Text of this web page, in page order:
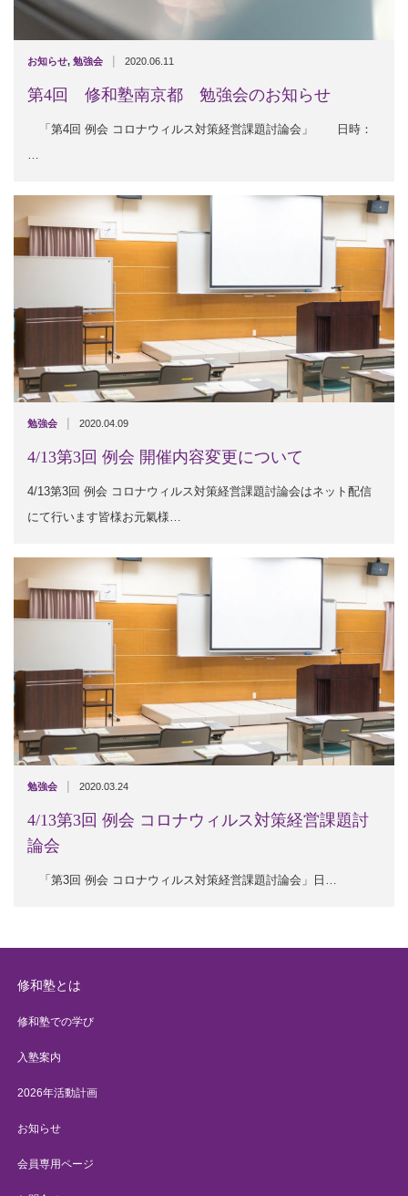
お知らせ, 勉強会 | 2020.06.11
第4回 修和塾南京都 勉強会のお知らせ
「第4回 例会 コロナウィルス対策経営課題討論会」 日時：
…
勉強会 | 2020.04.09
4/13第3回 例会 開催内容変更について
4/13第3回 例会 コロナウィルス対策経営課題討論会はネット配信
にて行います皆様お元氣様…
勉強会 | 2020.03.24
4/13第3回 例会 コロナウィルス対策経営課題討
論会
「第3回 例会 コロナウィルス対策経営課題討論会」日…
修和塾とは
修和塾での学び
入塾案内
2026年活動計画
お知らせ
会員専用ページ